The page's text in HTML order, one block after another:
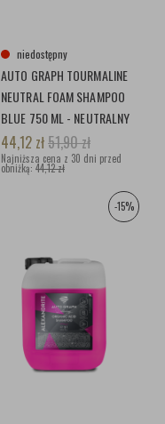
niedostępny
AUTO GRAPH TOURMALINE
NEUTRAL FOAM SHAMPOO
BLUE 750 ML - NEUTRALNY
SZAMPON
44,12 zł51,90zł
Najniższa cena z 30 dni przed
obniżką: 44,12 zł
-15%